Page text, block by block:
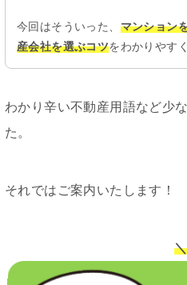
今回はそういった、 マンション
産会社を選ぶコツをわかりやす
わかり辛い不動産用語など少
た。
それではご案内いたします！